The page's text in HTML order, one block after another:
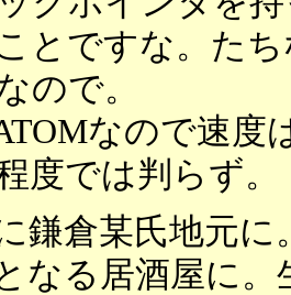
とですな。た
ので。
なので速度
度では判らず。
鎌倉某氏地元に
なる居酒屋に。